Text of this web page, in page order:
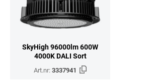
SkyHigh 96000lm 600W
4000K DALI Sort
Art.nr:3337941